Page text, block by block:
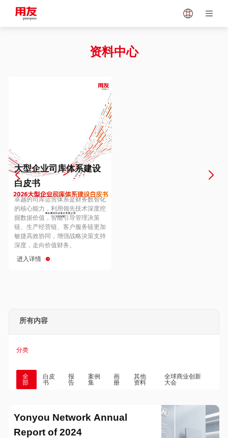
Vietnam
Europe
Hungary
Hong Kong
资料中心
大型企业司库体系建设
白皮书
卓越的司库运营体系是财务数智化
的核心能力，利用领先技术深度挖
掘数据价值，智能引导管理决策
链、生产经营链、客户服务链更加
敏捷高效协同，增强战略決策支持
深度，走向价值财务。
进入详情
所有内容
分类
全
部
白皮
书
报
告
案例
集
画
册
其他
资料
全球商业创新
大会
Yonyou Network Annual
Report of 2024